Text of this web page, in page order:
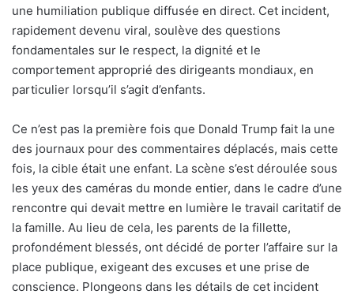
une humiliation publique diffusée en direct. Cet incident,
rapidement devenu viral, soulève des questions
fondamentales sur le respect, la dignité et le
comportement approprié des dirigeants mondiaux, en
particulier lorsqu’il s’agit d’enfants.
Ce n’est pas la première fois que Donald Trump fait la une
des journaux pour des commentaires déplacés, mais cette
fois, la cible était une enfant. La scène s’est déroulée sous
les yeux des caméras du monde entier, dans le cadre d’une
rencontre qui devait mettre en lumière le travail caritatif de
la famille. Au lieu de cela, les parents de la fillette,
profondément blessés, ont décidé de porter l’affaire sur la
place publique, exigeant des excuses et une prise de
conscience. Plongeons dans les détails de cet incident